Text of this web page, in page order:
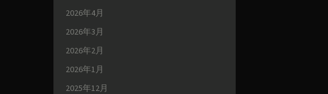
2026年4月
2026年3月
2026年2月
2026年1月
2025年12月